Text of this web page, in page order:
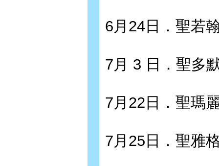
6月24日．聖若
7月 3 日．聖多
7月22日．聖瑪
7月25日．聖雅